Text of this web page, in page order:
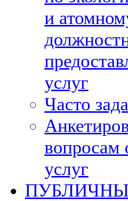
и
услуг
Часто
вопросам
услуг